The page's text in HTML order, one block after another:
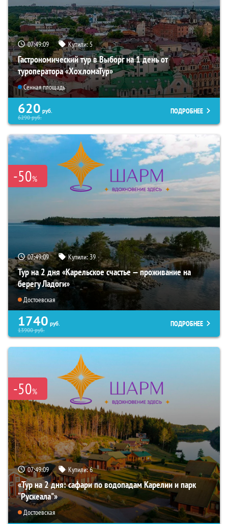
07:49:08 Купили:5
Гастрономический тур в Выборг на 1 день от
туроператора «ХохломаТур»
Сенная площадь
620 руб.
6290руб.
ПОДРОБНЕЕ
-50%
07:49:08 Купили:39
Тур на 2 дня «Карельское счастье — проживание на
берегу Ладоги»
Достоевская
1740 руб.
13900руб.
ПОДРОБНЕЕ
-50%
07:49:08 Купили:6
«Тур на 2 дня: сафари по водопадам Карелии и парк
“Рускеала"»
Достоевская